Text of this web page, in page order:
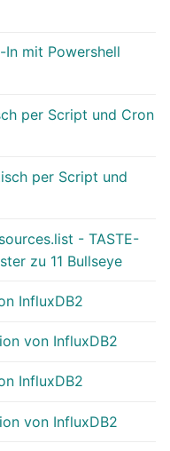
mit Powershell
per Script und Cron
per Script und
- TASTE-
zu 11 Bullseye
InfluxDB2
von InfluxDB2
InfluxDB2
von InfluxDB2